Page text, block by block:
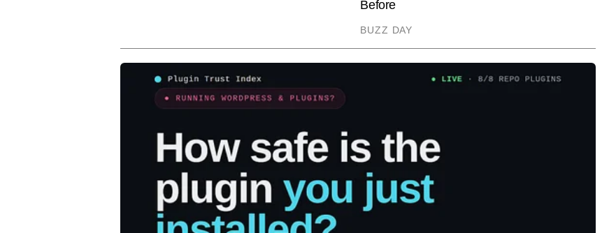
मोनू कुमार टाइम्स नाउ नवभारत की डिजिटल टीम में वायरल और ट्रेंडिंग डेस्क पर काम कर रहे हैं। न्यूजरूम में 4 साल से अधिक
का अनुभव रखने वाले मोनू वायरल कंटेंट, ऑफबीट खबरों और सोशल मीडिया ट्रेंड्स को पहचानने में बेहद दक्ष हैं। यूनीक एंगल
तलाशने और कहानियों को आकर्षक अंदाज में प्रस्तुत करने की उनकी क्षमता उन्हें डिजिटल कंटेंट स्पेस में अलग पहचान देती है।
मोनू कुमार 4,000 से अधिक स्टोरीज लिख चुके हैं, जिनमें कई वायरल रिपोर्ट्स, ट्रेंड-बेस्ड अपडेट्स और सोशल मीडिया-फोकस्ड
कंटेंट शामिल हैं।
End of Article